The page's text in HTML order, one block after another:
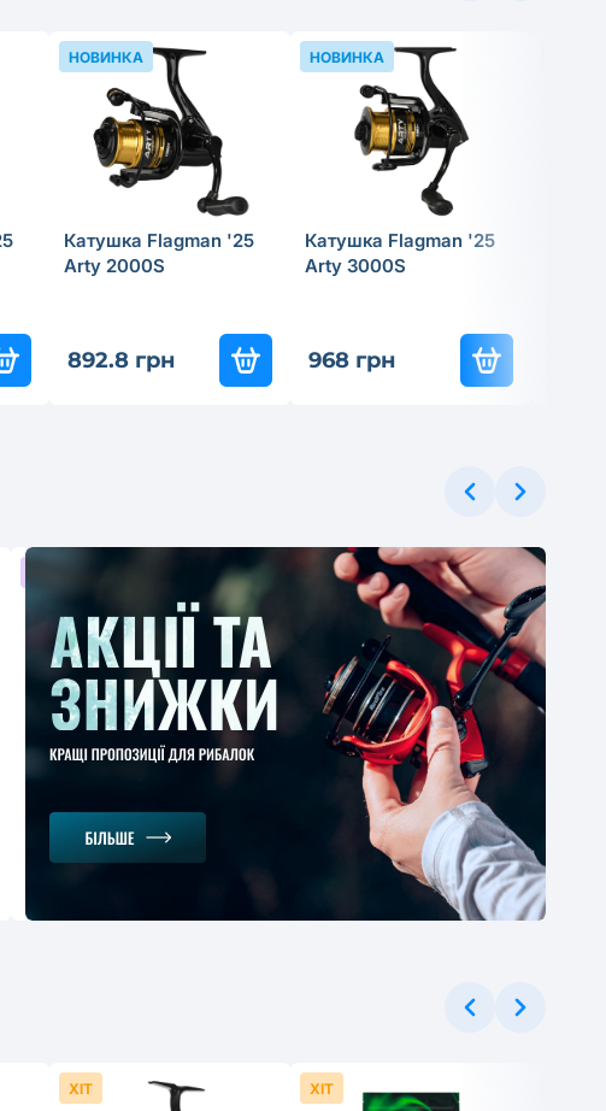
Катушка Flagman '25
Arty 2000S
892.8 грн
НОВИНКА
Катушка Flagman '25
Arty 3000S
968 грн
НОВИНКА
Катушка Flagman
Avenger Bolo 2000
Front Plastic Spool 1BB
СУПЕРЦІНА
ХІТ ХІТ